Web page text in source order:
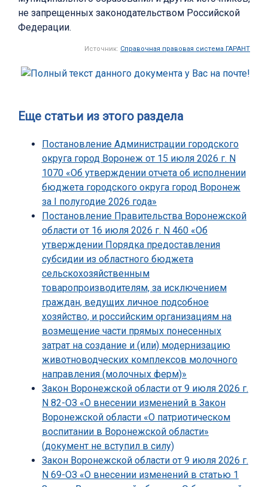
не запрещенных законодательством Российской
Федерации.
Источник: Справочная правовая система ГАРАНТ
Еще статьи из этого раздела
Постановление Администрации городского
округа город Воронеж от 15 июля 2026 г. N
1070 «Об утверждении отчета об исполнении
бюджета городского округа город Воронеж
за I полугодие 2026 года»
Постановление Правительства Воронежской
области от 16 июля 2026 г. N 460 «Об
утверждении Порядка предоставления
субсидии из областного бюджета
сельскохозяйственным
товаропроизводителям, за исключением
граждан, ведущих личное подсобное
хозяйство, и российским организациям на
возмещение части прямых понесенных
затрат на создание и (или) модернизацию
животноводческих комплексов молочного
направления (молочных ферм)»
Закон Воронежской области от 9 июля 2026 г.
N 82-ОЗ «О внесении изменений в Закон
Воронежской области «О патриотическом
воспитании в Воронежской области»
(документ не вступил в силу)
Закон Воронежской области от 9 июля 2026 г.
N 69-ОЗ «О внесении изменений в статью 1